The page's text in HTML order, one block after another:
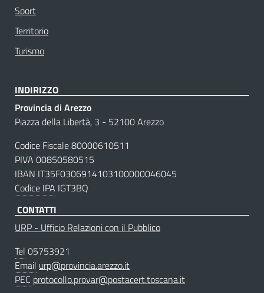
Sport
Territorio
Turismo
INDIRIZZO
Provincia di Arezzo
Piazza della Libertà, 3 - 52100 Arezzo
Codice Fiscale 80000610511
PIVA 00850580515
IBAN IT35F0306914103100000046045
Codice IPA IGT3BQ
CONTATTI
URP - Ufficio Relazioni con il Pubblico
Tel 05753921
Email urp@provincia.arezzo.it
PEC protocollo.provar@postacert.toscana.it